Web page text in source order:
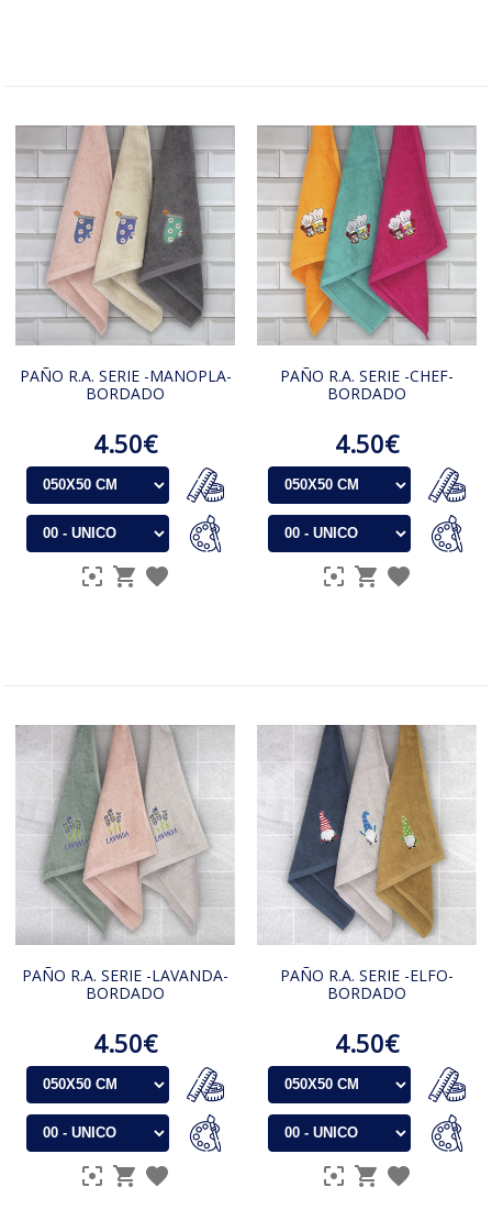
PAÑO R.A. SERIE -MANOPLA-
BORDADO
4.50€
PAÑO R.A. SERIE -CHEF-
BORDADO
4.50€
PAÑO R.A. SERIE -LAVANDA-
BORDADO
4.50€
PAÑO R.A. SERIE -ELFO-
BORDADO
4.50€